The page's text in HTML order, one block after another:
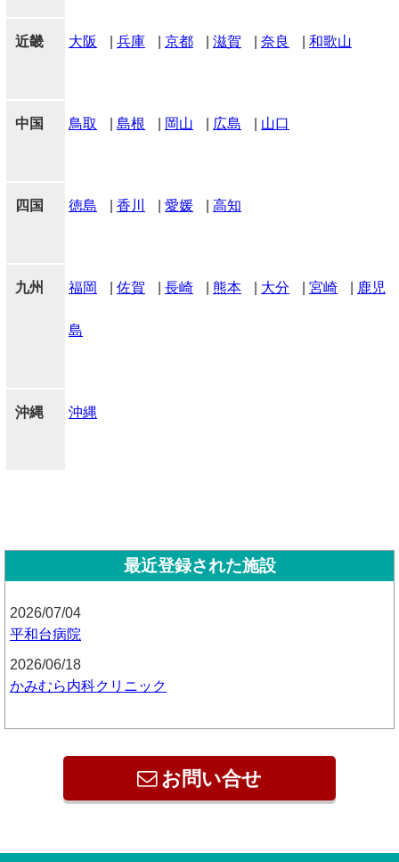
近畿 大阪 兵庫 京都 滋賀 奈良 和歌山
中国 鳥取 島根 岡山 広島 山口
四国 徳島 香川 愛媛 高知
九州 福岡 佐賀 長崎 熊本 大分 宮崎 鹿児
島
沖縄 沖縄
最近登録された施設
2026/07/04
平和台病院
2026/06/18
かみむら内科クリニック
お問い合せ